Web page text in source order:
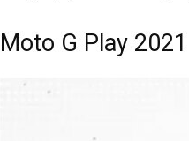
Moto G Play 2021